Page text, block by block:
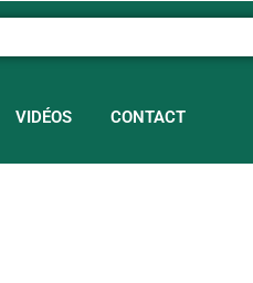
VIDÉOS CONTACT